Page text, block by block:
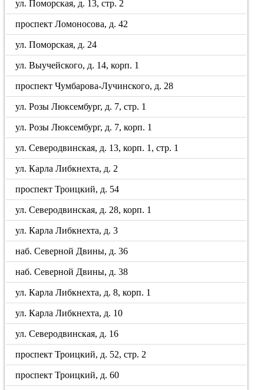
ул. Поморская, д. 13, стр. 2
проспект Ломоносова, д. 42
ул. Поморская, д. 24
ул. Выучейского, д. 14, корп. 1
проспект Чумбарова-Лучинского, д. 28
ул. Розы Люксембург, д. 7, стр. 1
ул. Розы Люксембург, д. 7, корп. 1
ул. Северодвинская, д. 13, корп. 1, стр. 1
ул. Карла Либкнехта, д. 2
проспект Троицкий, д. 54
ул. Северодвинская, д. 28, корп. 1
ул. Карла Либкнехта, д. 3
наб. Северной Двины, д. 36
наб. Северной Двины, д. 38
ул. Карла Либкнехта, д. 8, корп. 1
ул. Карла Либкнехта, д. 10
ул. Северодвинская, д. 16
проспект Троицкий, д. 52, стр. 2
проспект Троицкий, д. 60